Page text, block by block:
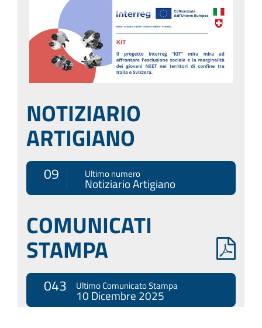
NOTIZIARIO
ARTIGIANO
09 Ultimo numero
Notiziario Artigiano
COMUNICATI
STAMPA
043 Ultimo Comunicato Stampa
10 Dicembre 2025